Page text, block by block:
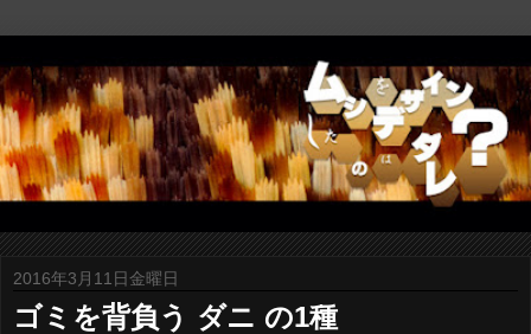
2016年3月11日金曜日
ゴミを背負う ダニ の1種